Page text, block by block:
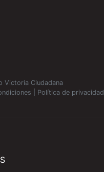
Victoria Ciudadana
Política de privacidad